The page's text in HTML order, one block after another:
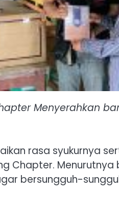
Menyerahkan
rasa syukurnya
Chapter.
bersungguh-